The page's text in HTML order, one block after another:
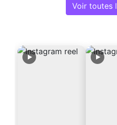
Voir toutes